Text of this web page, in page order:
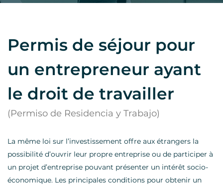
Permis de séjour pour
un entrepreneur ayant
le droit de travailler
(Permiso de Residencia y Trabajo)
La même loi sur l’investissement offre aux étrangers la
possibilité d’ouvrir leur propre entreprise ou de participer à
un projet d’entreprise pouvant présenter un intérêt socio-
économique. Les principales conditions pour obtenir un